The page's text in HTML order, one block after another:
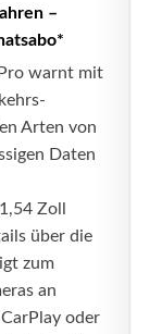
–
warnt mit
Arten von
Daten
Zoll
über die
zum
an
oder